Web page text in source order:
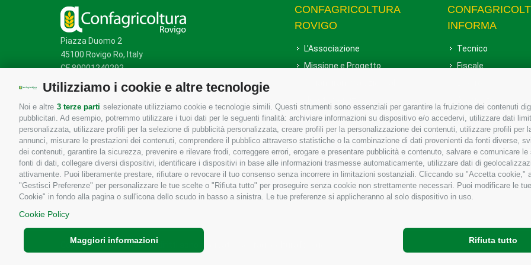
Utilizziamo i cookie e altre tecnologie
Noi e altre 3 terze parti selezionate utilizziamo cookie e tecnologie simili. Questi strumenti sono essenziali per garantire la fruizione dei contenuti
pubblicitari. Ad esempio, potremmo utilizzare i tuoi dati per le seguenti finalità: archiviare informazioni su dispositivo e/o accedervi, utilizzare dati
personalizzata, utilizzare profili per la selezione di pubblicità personalizzata, creare profili per la personalizzazione dei contenuti, utilizzare profili
annunci, misurare le prestazioni dei contenuti, comprendere il pubblico attraverso statistiche o la combinazione di dati provenienti da fonti diverse,
dei contenuti, garantire la sicurezza, prevenire e rilevare frodi, correggere errori, erogare e presentare pubblicità e contenuto, salvare e comunicare
fonti di dati, collegare diversi dispositivi, identificare i dispositivi in base alle informazioni trasmesse automaticamente, utilizzare dati di
attivamente. Puoi liberamente prestare, rifiutare o revocare il tuo consenso senza incorrere in limitazioni sostanziali. Cliccando su "Accetta
"Gestisci Preferenze" per personalizzare le tue scelte o "Rifiuta tutto" per proseguire senza cookie non strettamente necessari. Puoi modificare le
Cookie" in fondo alla pagina o sull'icona dello scudo in basso a sinistra. Le tue preferenze si applicheranno al solo dispositivo in uso.
Cookie Policy
Rifiuta tutto
Maggiori informazioni
Piazza Duomo 2
45100 Rovigo Ro, Italy
CF 80001240292
Mappa del sito/Privacy Policy /Cookie Policy
CONFAGRICOLTURA
ROVIGO
L'Associazione
Missione e Progetto
Uffici della Sede provinciale
Le Sedi di Zona
Agricoltori S.r.l.
Whistleblowing Confagricoltura
Rovigo e Agricoltori srl
INFORMA
Tecnico
Fiscale
Associazione
Copyrights © 2026 Tutti i diritti sono riservati - Confagricoltura Rovigo